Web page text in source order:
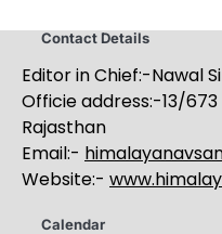
Contact Details
Editor in Chief:-Nawal
Officie address:-13/
Rajasthan
Email:-
Website:-
Calendar